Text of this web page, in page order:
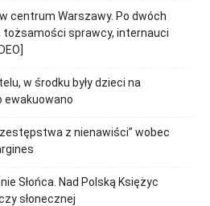
centrum Warszawy. Po dwóch
tożsamości sprawcy, internauci
w środku były dzieci na
ewakuowano
z nienawiści” wobec
Słońca. Nad Polską Księżyc
słonecznej